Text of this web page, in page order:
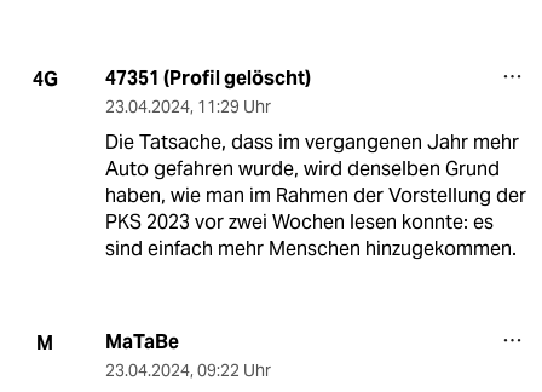
4G 47351 (Profil gelöscht)
23.04.2024, 11:29 Uhr
Die Tatsache, dass im vergangenen Jahr mehr
Auto gefahren wurde, wird denselben Grund
haben, wie man im Rahmen der Vorstellung der
PKS 2023 vor zwei Wochen lesen konnte: es
sind einfach mehr Menschen hinzugekommen.
M MaTaBe
23.04.2024, 09:22 Uhr